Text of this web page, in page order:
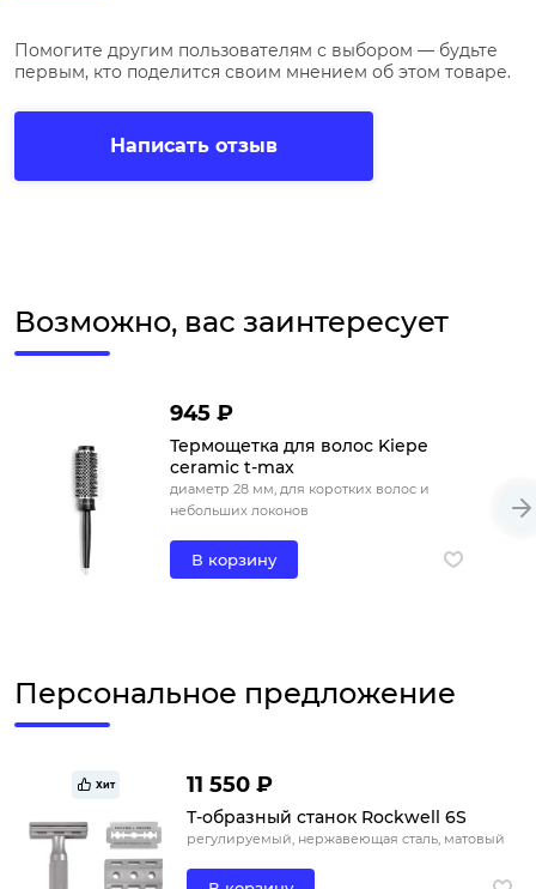
Помогите другим пользователям с выбором — будьте
первым, кто поделится своим мнением об этом товаре.
Написать отзыв
Возможно, вас заинтересует
945 ₽
Термощетка для волос Kiepe
ceramic t-max
диаметр 28 мм, для коротких волос и
небольших локонов
В корзину
Персональное предложение
Хит 11 550 ₽
Т-образный станок Rockwell 6S
регулируемый, нержавеющая сталь, матовый